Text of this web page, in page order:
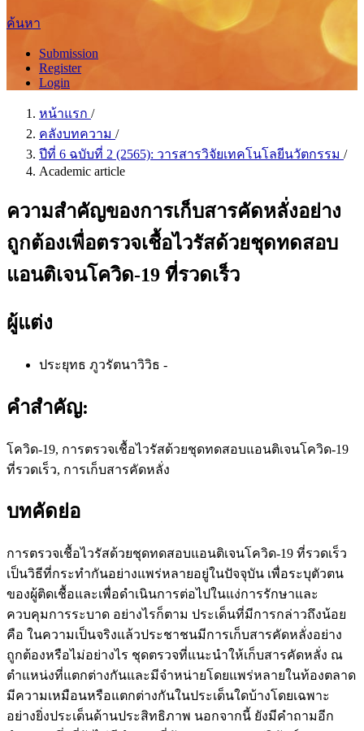
ค้นหา
Submission
Register
Login
หน้าแรก /
คลังบทความ /
ปีที่ 6 ฉบับที่ 2 (2565): วารสารวิจัยเทคโนโลยีนวัตกรรม /
Academic article
ความสำคัญของการเก็บสารคัดหลั่งอย่าง
ถูกต้องเพื่อตรวจเชื้อไวรัสด้วยชุดทดสอบ
แอนติเจนโควิด-19 ที่รวดเร็ว
ผู้แต่ง
ประยุทธ ภูวรัตนาวิวิธ -
คำสำคัญ:
โควิด-19, การตรวจเชื้อไวรัสด้วยชุดทดสอบแอนติเจนโควิด-19
ที่รวดเร็ว, การเก็บสารคัดหลั่ง
บทคัดย่อ
การตรวจเชื้อไวรัสด้วยชุดทดสอบแอนติเจนโควิด-19 ที่รวดเร็ว
เป็นวิธีที่กระทำกันอย่างแพร่หลายอยู่ในปัจจุบัน เพื่อระบุตัวตน
ของผู้ติดเชื้อและเพื่อดำเนินการต่อไปในแง่การรักษาและ
ควบคุมการระบาด อย่างไรก็ตาม ประเด็นที่มีการกล่าวถึงน้อย
คือ ในความเป็นจริงแล้วประชาชนมีการเก็บสารคัดหลั่งอย่าง
ถูกต้องหรือไม่อย่างไร ชุดตรวจที่แนะนำให้เก็บสารคัดหลั่ง ณ
ตำแหน่งที่แตกต่างกันและมีจำหน่ายโดยแพร่หลายในท้องตลาด
มีความเหมือนหรือแตกต่างกันในประเด็นใดบ้างโดยเฉพาะ
อย่างยิ่งประเด็นด้านประสิทธิภาพ นอกจากนี้ ยังมีคำถามอีก